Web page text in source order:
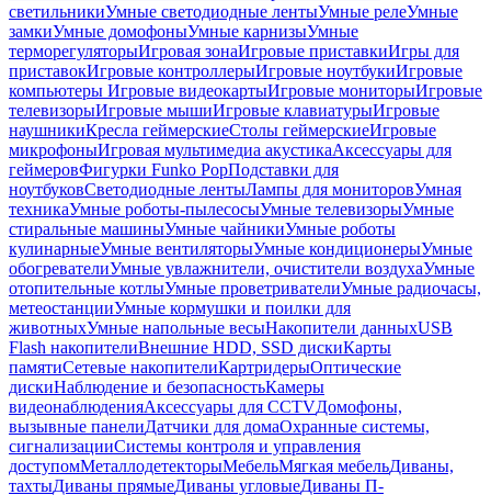
светильникиУмные светодиодные лентыУмные релеУмные
замкиУмные домофоныУмные карнизыУмные
терморегуляторыИгровая зонаИгровые приставкиИгры для
приставокИгровые контроллерыИгровые ноутбукиИгровые
компьютеры Игровые видеокартыИгровые мониторыИгровые
телевизорыИгровые мышиИгровые клавиатурыИгровые
наушникиКресла геймерскиеСтолы геймерскиеИгровые
микрофоныИгровая мультимедиа акустикаАксессуары для
геймеровФигурки Funko PopПодставки для
ноутбуковСветодиодные лентыЛампы для мониторовУмная
техникаУмные роботы-пылесосыУмные телевизорыУмные
стиральные машиныУмные чайникиУмные роботы
кулинарныеУмные вентиляторыУмные кондиционерыУмные
обогревателиУмные увлажнители, очистители воздухаУмные
отопительные котлыУмные проветривателиУмные радиочасы,
метеостанцииУмные кормушки и поилки для
животныхУмные напольные весыНакопители данныхUSB
Flash накопителиВнешние HDD, SSD дискиКарты
памятиСетевые накопителиКартридерыОптические
дискиНаблюдение и безопасностьКамеры
видеонаблюденияАксессуары для CCTVДомофоны,
вызывные панелиДатчики для домаОхранные системы,
сигнализацииСистемы контроля и управления
доступомМеталлодетекторыМебельМягкая мебельДиваны,
тахтыДиваны прямыеДиваны угловыеДиваны П-